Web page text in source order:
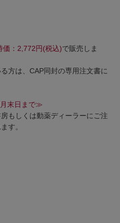
価：2,772円(税込)で販売しま
方は、CAP同封の専用注文書に
末日まで≫
もしくは動薬ディーラーにご注
す。